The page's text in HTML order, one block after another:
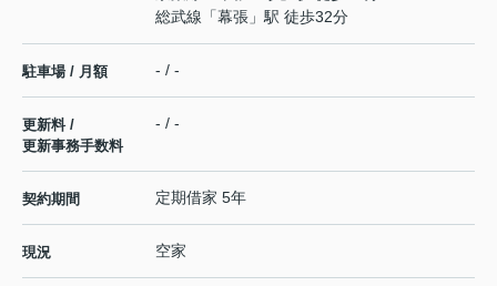
総武線 「幕張 」駅 徒歩32分
駐車場 / 月額 - / -
更新料 /
更新事務手数料
- / -
契約期間 定期借家 5年
現況 空家